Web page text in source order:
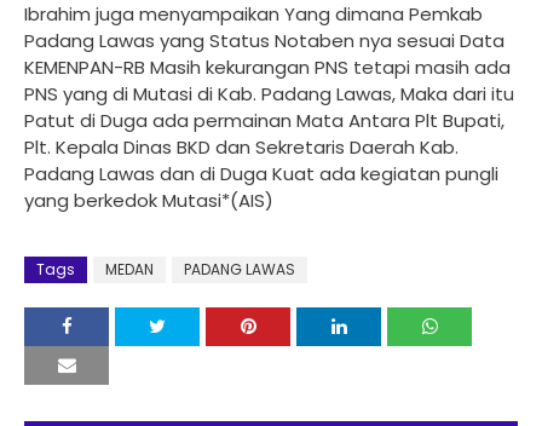
Ibrahim juga menyampaikan Yang dimana Pemkab
Padang Lawas yang Status Notaben nya sesuai Data
KEMENPAN-RB Masih kekurangan PNS tetapi masih ada
PNS yang di Mutasi di Kab. Padang Lawas, Maka dari itu
Patut di Duga ada permainan Mata Antara Plt Bupati,
Plt. Kepala Dinas BKD dan Sekretaris Daerah Kab.
Padang Lawas dan di Duga Kuat ada kegiatan pungli
yang berkedok Mutasi*(AIS)
Tags MEDAN PADANG LAWAS